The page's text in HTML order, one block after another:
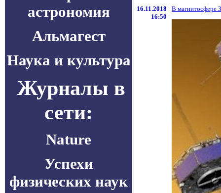
астрономия
Альмагест
Наука и культура
Журналы в
сети:
Nature
Успехи
физических наук
16.11.2018
16:50
В магнитосфере